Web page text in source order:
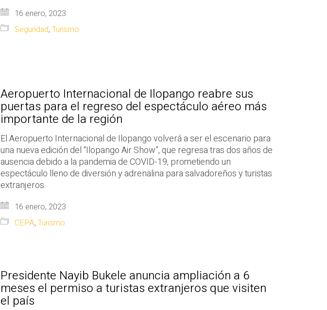
16 enero, 2023
Seguridad, Turismo
Aeropuerto Internacional de Ilopango reabre sus
puertas para el regreso del espectáculo aéreo más
importante de la región
El Aeropuerto Internacional de Ilopango volverá a ser el escenario para
una nueva edición del “Ilopango Air Show”, que regresa tras dos años de
ausencia debido a la pandemia de COVID-19, prometiendo un
espectáculo lleno de diversión y adrenalina para salvadoreños y turistas
extranjeros.
16 enero, 2023
CEPA, Turismo
Presidente Nayib Bukele anuncia ampliación a 6
meses el permiso a turistas extranjeros que visiten
el país